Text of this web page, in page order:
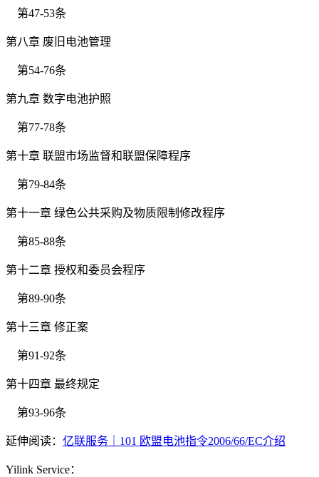
第47-53条
第八章 废旧电池管理
第54-76条
第九章 数字电池护照
第77-78条
第十章 联盟市场监督和联盟保障程序
第79-84条
第十一章 绿色公共采购及物质限制修改程序
第85-88条
第十二章 授权和委员会程序
第89-90条
第十三章 修正案
第91-92条
第十四章 最终规定
第93-96条
延伸阅读： 亿联服务｜101 欧盟电池指令2006/66/EC介绍
Yilink Service：